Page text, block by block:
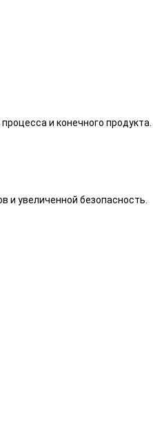
и конечного продукта.
увеличенной безопасность.